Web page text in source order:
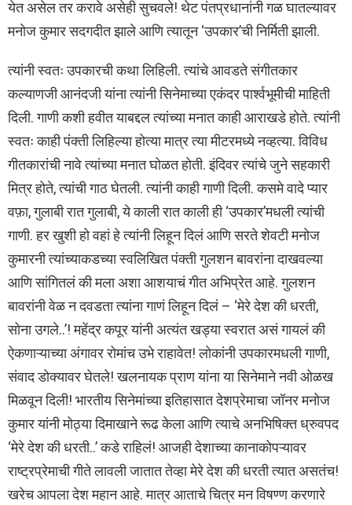
येत असेल तर करावे असेही सुचवले! थेट पंतप्रधानांनी गळ घातल्यावर
मनोज कुमार सदगदीत झाले आणि त्यातून ‘उपकार’ची निर्मिती झाली.
त्यांनी स्वतः उपकारची कथा लिहिली. त्यांचे आवडते संगीतकार
कल्याणजी आनंदजी यांना त्यांनी सिनेमाच्या एकंदर पार्श्वभूमीची माहिती
दिली. गाणी कशी हवीत याबद्दल त्यांच्या मनात काही आराखडे होते. त्यांनी
स्वतः काही पंक्ती लिहिल्या होत्या मात्र त्या मीटरमध्ये नव्हत्या. विविध
गीतकारांची नावे त्यांच्या मनात घोळत होती. इंदिवर त्यांचे जुने सहकारी
मित्र होते, त्यांची गाठ घेतली. त्यांनी काही गाणी दिली. कसमे वादे प्यार
वफ़ा, गुलाबी रात गुलाबी, ये काली रात काली ही ‘उपकार’मधली त्यांची
गाणी. हर खुशी हो वहां हे त्यांनी लिहून दिलं आणि सरते शेवटी मनोज
कुमारनी त्यांच्याकडच्या स्वलिखित पंक्ती गुलशन बावरांना दाखवल्या
आणि सांगितलं की मला अशा आशयाचं गीत अभिप्रेत आहे. गुलशन
बावरांनी वेळ न दवडता त्यांना गाणं लिहून दिलं – ‘मेरे देश की धरती,
सोना उगले..’! महेंद्र कपूर यांनी अत्यंत खड्या स्वरात असं गायलं की
ऐकणाऱ्याच्या अंगावर रोमांच उभे राहावेत! लोकांनी उपकारमधली गाणी,
संवाद डोक्यावर घेतले! खलनायक प्राण यांना या सिनेमाने नवी ओळख
मिळवून दिली! भारतीय सिनेमांच्या इतिहासात देशप्रेमाचा जॉनर मनोज
कुमार यांनी मोठ्या दिमाखाने रूढ केला आणि त्याचे अनभिषिक्त ध्रुवपद
‘मेरे देश की धरती..’ कडे राहिलं! आजही देशाच्या कानाकोपऱ्यावर
राष्ट्रप्रेमाची गीते लावली जातात तेव्हा मेरे देश की धरती त्यात असतंच!
खरेच आपला देश महान आहे. मात्र आताचे चित्र मन विषण्ण करणारे